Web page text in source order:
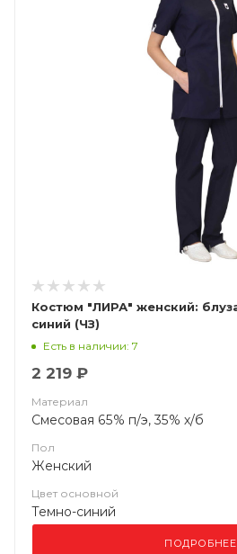
Костюм "ЛИРА" женский:
синий (ЧЗ)
Есть в наличии: 7
2 219 ₽
Материал
Смесовая 65% п/э, 35% х/б
Пол
Женский
Цвет основной
Темно-синий
ПОДРОБНЕЕ